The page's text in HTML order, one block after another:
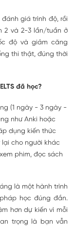
giá trình độ, rồi
2 và 2-3 lần/tuần ở
độ và giảm căng
thi thật, đúng thời
đã học?
(1 ngày - 3 ngày -
như Anki hoặc
dụng kiến thức
cho người khác
phim, đọc sách
là một hành trình
học đúng đắn.
hơn dự kiến vì mỗi
trọng là bạn vẫn